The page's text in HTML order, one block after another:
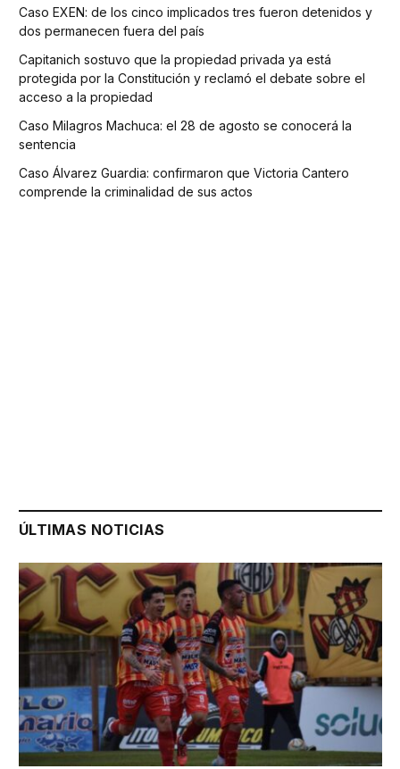
Caso EXEN: de los cinco implicados tres fueron detenidos y
dos permanecen fuera del país
Capitanich sostuvo que la propiedad privada ya está
protegida por la Constitución y reclamó el debate sobre el
acceso a la propiedad
Caso Milagros Machuca: el 28 de agosto se conocerá la
sentencia
Caso Álvarez Guardia: confirmaron que Victoria Cantero
comprende la criminalidad de sus actos
ÚLTIMAS NOTICIAS